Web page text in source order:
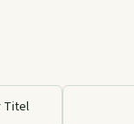
Titel